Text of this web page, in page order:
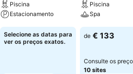
Piscina
Estacionamento
Ver preços
Selecione as datas para
ver os preços exatos.
Piscina
Spa
Ver preços
de € 133
Consulte os
10 sites